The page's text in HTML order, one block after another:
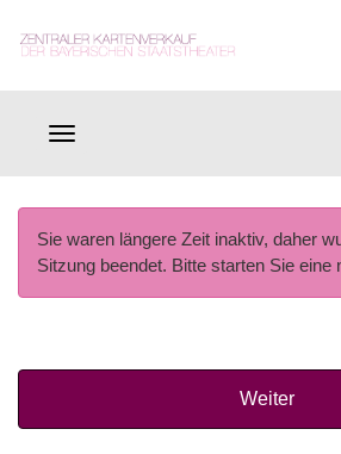
Sie waren längere Zeit inaktiv, daher
Sitzung beendet. Bitte starten Sie eine
Weiter